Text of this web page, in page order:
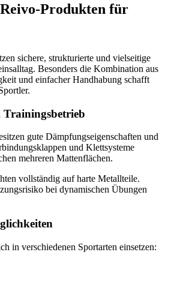
Produkten für
sichere, strukturierte und vielseitige
Besonders die Kombination aus
und einfacher Handhabung schafft
Trainingsbetrieb
gute Dämpfungseigenschaften und
und Klettsysteme
mehreren Mattenflächen.
vollständig auf harte Metallteile.
bei dynamischen Übungen
in verschiedenen Sportarten einsetzen: